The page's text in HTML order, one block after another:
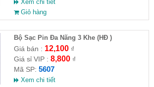
Xem chi tiết
Giỏ hàng
Bộ Sạc Pin Đa Năng 3 Khe (HĐ )
Giá bán : 12,100₫
Giá sỉ VIP : 8,800₫
Mã SP: 5607
Xem chi tiết